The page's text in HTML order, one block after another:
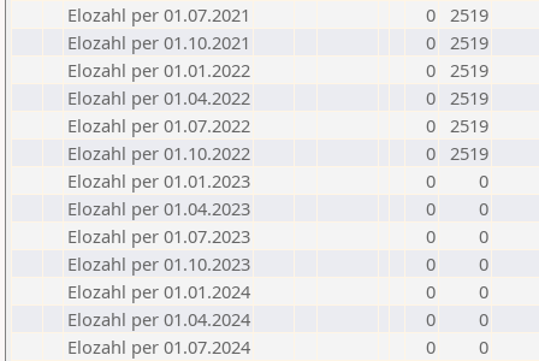
Elozahl per 01.07.2021
0 2519
Elozahl per 01.10.2021
0 2519
Elozahl per 01.01.2022
0 2519
Elozahl per 01.04.2022
0 2519
Elozahl per 01.07.2022
0 2519
Elozahl per 01.10.2022
0 2519
Elozahl per 01.01.2023
0
0
Elozahl per 01.04.2023
0
0
Elozahl per 01.07.2023
0
0
Elozahl per 01.10.2023
0
0
Elozahl per 01.01.2024
0
0
Elozahl per 01.04.2024
0
0
Elozahl per 01.07.2024
0
0